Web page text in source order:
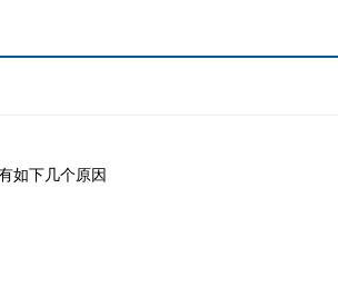
如下几个原因